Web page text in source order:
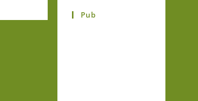
Pub